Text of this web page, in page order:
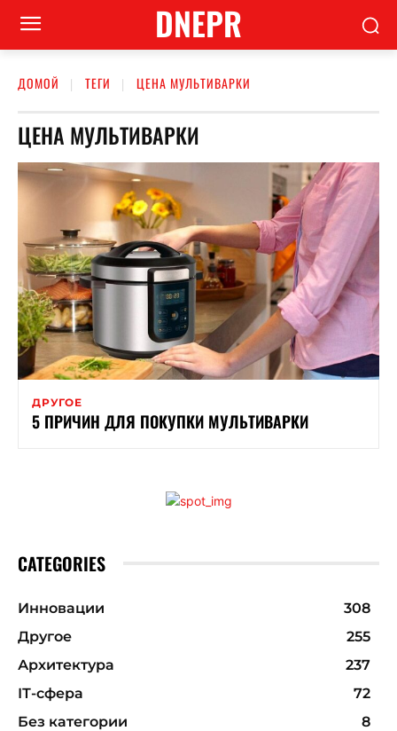
DNEPR
ДОМОЙ ТЕГИ ЦЕНА МУЛЬТИВАРКИ
ЦЕНА МУЛЬТИВАРКИ
ДРУГОЕ
5 ПРИЧИН ДЛЯ ПОКУПКИ МУЛЬТИВАРКИ
CATEGORIES
Инновации
308
Другое
255
Архитектура
237
ІТ-сфера
72
Без категории
8